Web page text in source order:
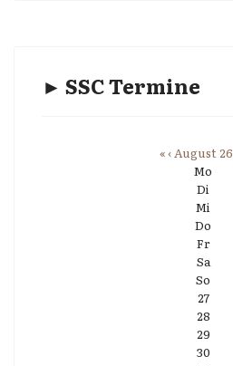
► SSC Termine
«‹August 26
Mo
Di
Mi
Do
Fr
Sa
So
27
28
29
30